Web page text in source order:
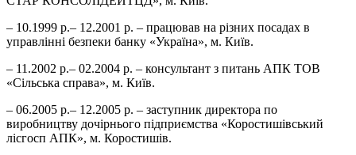
– 10.1999 р.– 12.2001 р. – працював на різних посадах в
управлінні безпеки банку «Україна», м. Київ.
– 11.2002 р.– 02.2004 р. – консультант з питань АПК ТОВ
«Сільська справа», м. Київ.
– 06.2005 р.– 12.2005 р. – заступник директора по
виробництву дочірнього підприємства «Коростишівський
лісгосп АПК», м. Коростишів.